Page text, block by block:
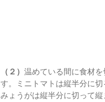
（２） 温めている間に食材
す。ミニトマトは縦半分に切
みょうがは縦半分に切って縦